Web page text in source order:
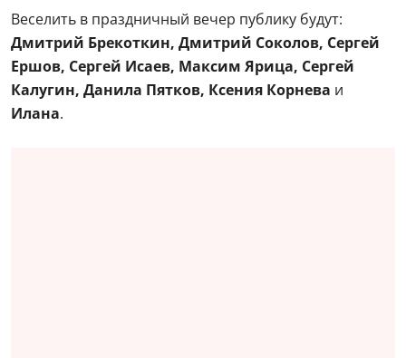
Веселить в праздничный вечер публику будут:
Дмитрий Брекоткин, Дмитрий Соколов, Сергей
Ершов, Сергей Исаев, Максим Ярица, Сергей
Калугин, Данила Пятков, Ксения Корнева и
Илана.